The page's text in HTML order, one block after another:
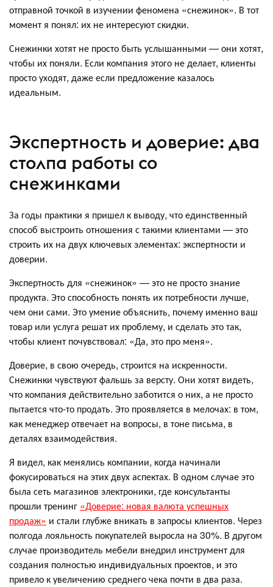
отправной точкой в изучении феномена «снежинок». В тот
момент я понял: их не интересуют скидки.
Снежинки хотят не просто быть услышанными — они хотят,
чтобы их поняли. Если компания этого не делает, клиенты
просто уходят, даже если предложение казалось
идеальным.
Экспертность и доверие: два
столпа работы со
снежинками
За годы практики я пришел к выводу, что единственный
способ выстроить отношения с такими клиентами — это
строить их на двух ключевых элементах: экспертности и
доверии.
Экспертность для «снежинок» — это не просто знание
продукта. Это способность понять их потребности лучше,
чем они сами. Это умение объяснить, почему именно ваш
товар или услуга решат их проблему, и сделать это так,
чтобы клиент почувствовал: «Да, это про меня».
Доверие, в свою очередь, строится на искренности.
Снежинки чувствуют фальшь за версту. Они хотят видеть,
что компания действительно заботится о них, а не просто
пытается что-то продать. Это проявляется в мелочах: в том,
как менеджер отвечает на вопросы, в тоне письма, в
деталях взаимодействия.
Я видел, как менялись компании, когда начинали
фокусироваться на этих двух аспектах. В одном случае это
была сеть магазинов электроники, где консультанты
прошли тренинг «Доверие: новая валюта успешных
продаж» и стали глубже вникать в запросы клиентов. Через
полгода лояльность покупателей выросла на 30%. В другом
случае производитель мебели внедрил инструмент для
создания полностью индивидуальных проектов, и это
привело к увеличению среднего чека почти в два раза.